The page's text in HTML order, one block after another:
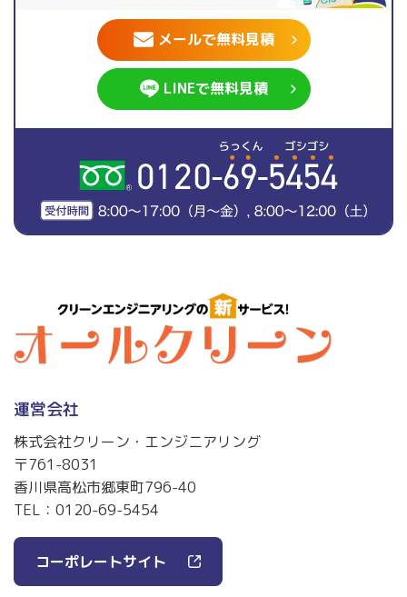
メールで無料見積
LINEで無料見積
運営会社
株式会社クリーン・エンジニアリング
〒761-8031
香川県高松市郷東町796-40
TEL： 0120-69-5454
コーポレートサイト